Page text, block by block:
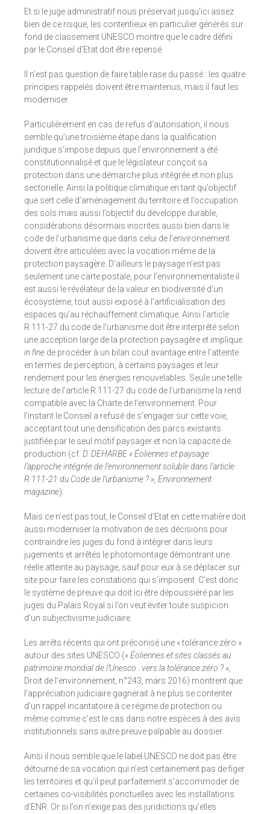
Et si le juge administratif nous préservait jusqu’ici assez
bien de ce risque, les contentieux en particulier générés sur
fond de classement UNESCO montre que le cadre défini
par le Conseil d’Etat doit être repensé.
Il n’est pas question de faire table rase du passé : les quatre
principes rappelés doivent être maintenus, mais il faut les
moderniser.
Particulièrement en cas de refus d’autorisation, il nous
semble qu’une troisième étape dans la qualification
juridique s’impose depuis que l’environnement a été
constitutionnalisé et que le législateur conçoit sa
protection dans une démarche plus intégrée et non plus
sectorielle. Ainsi la politique climatique en tant qu’objectif
que sert celle d’aménagement du territoire et l’occupation
des sols mais aussi l’objectif du développe durable,
considérations désormais inscrites aussi bien dans le
code de l’urbanisme que dans celui de l’environnement
doivent être articulées avec la vocation même de la
protection paysagère. D’ailleurs le paysage n’est pas
seulement une carte postale, pour l’environnementaliste il
est aussi le révélateur de la valeur en biodiversité d’un
écosystème, tout aussi exposé à l’artificialisation des
espaces qu’au réchauffement climatique. Ainsi l’article
R.111-27 du code de l’urbanisme doit être interprété selon
une acception large de la protection paysagère et implique
in fine de procéder à un bilan cout avantage entre l’atteinte
en termes de perception, à certains paysages et leur
rendement pour les énergies renouvelables. Seule une telle
lecture de l’article R.111-27 du code de l’urbanisme la rend
compatible avec la Charte de l’environnement. Pour
l’instant le Conseil a refusé de s’engager sur cette voie,
acceptant tout une densification des parcs existants
justifiée par le seul motif paysager et non la capacité de
production (cf. D. DEHARBE «Éoliennes et paysage :
l’approche intégrée de l’environnement soluble dans l’article
R.111-21 du Code de l’urbanisme ? », Environnement
magazine).
Mais ce n’est pas tout, le Conseil d’Etat en cette matière doit
aussi moderniser la motivation de ses décisions pour
contraindre les juges du fond à intégrer dans leurs
jugements et arrêtés le photomontage démontrant une
réelle atteinte au paysage, sauf pour eux à se déplacer sur
site pour faire les constations qui s’imposent. C’est donc
le système de preuve qui doit ici être dépoussiéré par les
juges du Palais Royal si l’on veut éviter toute suspicion
d’un subjectivisme judiciaire.
Les arrêts récents qui ont préconisé une « tolérance zéro »
autour des sites UNESCO (« Éoliennes et sites classés au
patrimoine mondial de l’Unesco : vers la tolérance zéro ? »,
Droit de l’environnement, n°243, mars 2016) montrent que
l’appréciation judiciaire gagnerait à ne plus se contenter
d’un rappel incantatoire à ce régime de protection ou
même comme c’est le cas dans notre espèces à des avis
institutionnels sans autre preuve palpable au dossier.
Ainsi il nous semble que le label UNESCO ne doit pas être
détourné de sa vocation qui n’est certainement pas de figer
les territoires et qu’il peut parfaitement s’accommoder de
certaines co-visibilités ponctuelles avec les installations
d’ENR. Or si l’on n’exige pas des juridictions qu’elles